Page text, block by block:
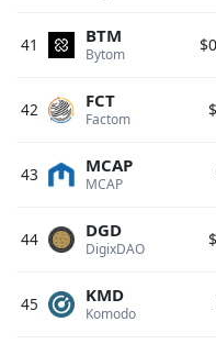
41 Bytom
BTM
42 Factom
FCT
43 MCAP
MCAP
44 DigixDAO
DGD
45 Komodo
KMD